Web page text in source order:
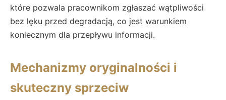
które pozwala pracownikom zgłaszać wątpliwości
bez lęku przed degradacją, co jest warunkiem
koniecznym dla przepływu informacji.
Mechanizmy oryginalności i
skuteczny sprzeciw